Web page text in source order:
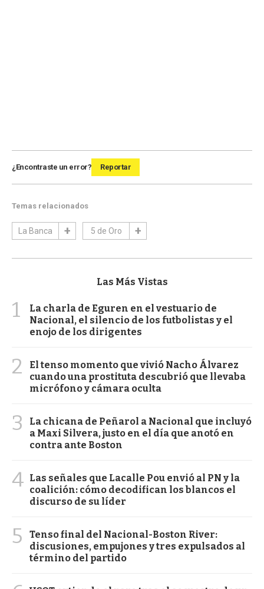
¿Encontraste un error? Reportar
Temas relacionados
La Banca 5 de Oro
Las Más Vistas
1
La charla de Eguren en el vestuario de
Nacional, el silencio de los futbolistas y el
enojo de los dirigentes
2
El tenso momento que vivió Nacho Álvarez
cuando una prostituta descubrió que llevaba
micrófono y cámara oculta
3
La chicana de Peñarol a Nacional que incluyó
a Maxi Silvera, justo en el día que anotó en
contra ante Boston
4 Las señales que Lacalle Pou envió al PN y la
coalición: cómo decodifican los blancos el
discurso de su líder
5
Tenso final del Nacional-Boston River:
discusiones, empujones y tres expulsados al
término del partido